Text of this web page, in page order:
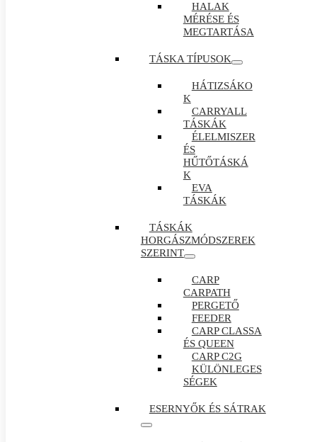
HALAK
MÉRÉSE ÉS
MEGTARTÁSA
TÁSKA TÍPUSOK
HÁTIZSÁKO
K
CARRYALL
TÁSKÁK
ÉLELMISZER
ÉS
HŰTŐTÁSKÁ
K
EVA
TÁSKÁK
TÁSKÁK
HORGÁSZMÓDSZEREK
SZERINT
CARP
CARPATH
PERGETŐ
FEEDER
CARP CLASSA
ÉS QUEEN
CARP C2G
KÜLÖNLEGES
SÉGEK
ESERNYŐK ÉS SÁTRAK